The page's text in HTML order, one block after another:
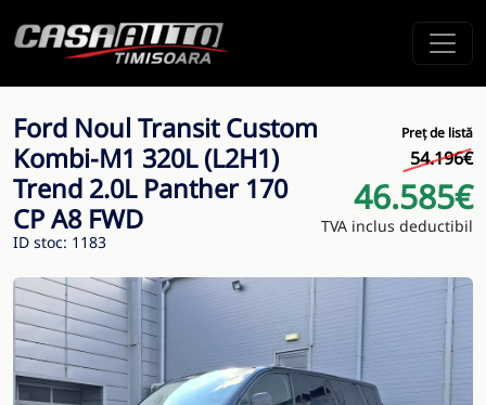
Ford Noul Transit Custom
Kombi-M1 320L (L2H1)
Trend 2.0L Panther 170
CP A8 FWD
ID stoc: 1183
Preț de listă
54.196€
46.585€
TVA inclus deductibil